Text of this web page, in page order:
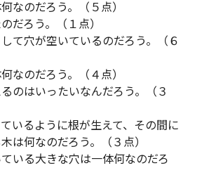
なのだろう。（５点）
だろう。（１点）
て穴が空いているのだろう。（６
なのだろう。（４点）
のはいったいなんだろう。（３
いるように根が生えて、その間に
は何なのだろう。（３点）
いる大きな穴は一体何なのだろ